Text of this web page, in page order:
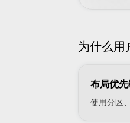
为什么用
布局优
使用分区